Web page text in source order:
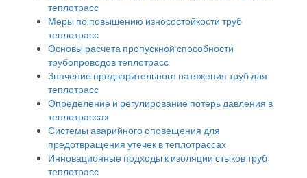
теплотрасс
Меры по повышению износостойкости труб
теплотрасс
Основы расчета пропускной способности
трубопроводов теплотрасс
Значение предварительного натяжения труб для
теплотрасс
Определение и регулирование потерь давления в
теплотрассах
Системы аварийного оповещения для
предотвращения утечек в теплотрассах
Инновационные подходы к изоляции стыков труб
теплотрасс